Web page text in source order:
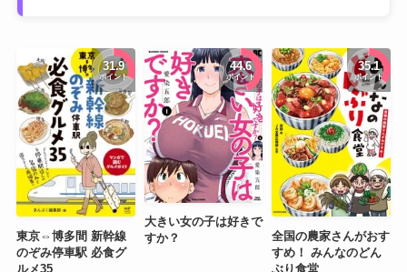
31.9
ポイント
東京⇔博多間 新幹線
のぞみ停車駅 必食グ
ルメ35
44.6
ポイント
大きい女の子は好きで
すか？
35.1
ポイント
全国の農家さんがおす
すめ！ みんなのどん
ぶり食堂